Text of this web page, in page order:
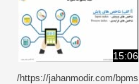
15:06
https://jahanmodir.com/bpms/